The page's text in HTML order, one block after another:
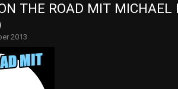
THE ROAD MIT MICHAEL
2013